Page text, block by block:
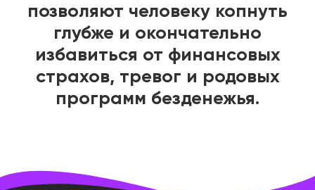
позволяют человеку копнуть
глубже и окончательно
избавиться от финансовых
страхов, тревог и родовых
программ безденежья.